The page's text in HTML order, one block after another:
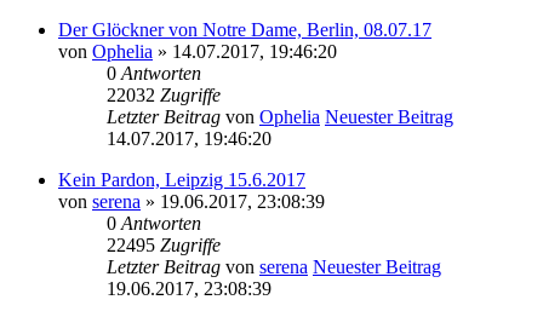
Der Glöckner von Notre Dame, Berlin, 08.07.17
von Ophelia » 14.07.2017, 19:46:20
0 Antworten
22032 Zugriffe
Letzter Beitrag von Ophelia Neuester Beitrag
14.07.2017, 19:46:20
Kein Pardon, Leipzig 15.6.2017
von serena » 19.06.2017, 23:08:39
0 Antworten
22495 Zugriffe
Letzter Beitrag von serena Neuester Beitrag
19.06.2017, 23:08:39